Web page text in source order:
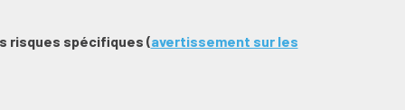
risques spécifiques (avertissement sur les